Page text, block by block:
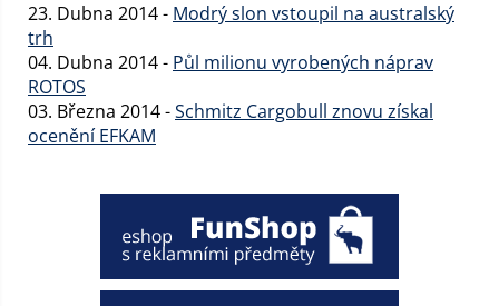
23. Dubna 2014 - Modrý slon vstoupil na australský
trh
04. Dubna 2014 - Půl milionu vyrobených náprav
ROTOS
03. Března 2014 -Schmitz Cargobull znovu získal
ocenění EFKAM